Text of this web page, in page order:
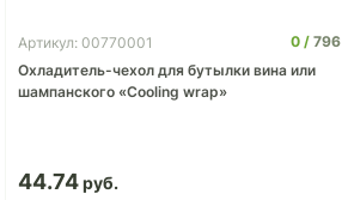
Артикул: 00770001 0
796
Охладитель-чехол для бутылки вина или
шампанского «Cooling wrap»
44.74